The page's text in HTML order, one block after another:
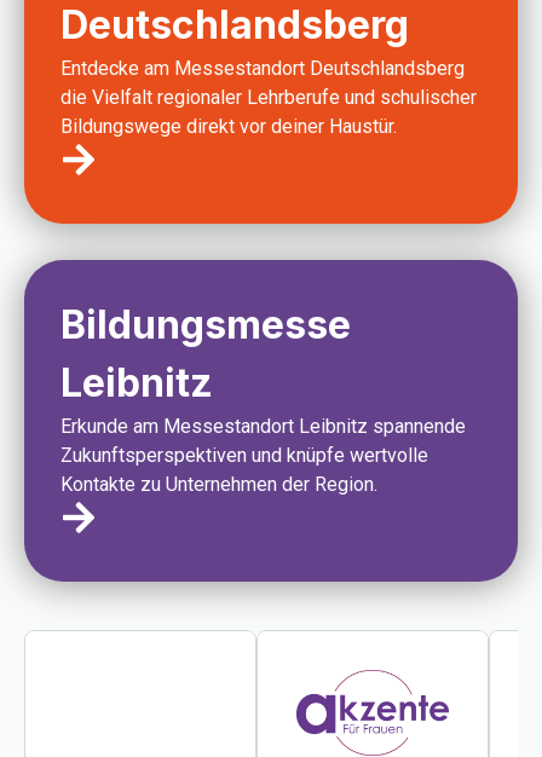
Deutschlandsberg
Entdecke am Messestandort Deutschlandsberg
die Vielfalt regionaler Lehrberufe und schulischer
Bildungswege direkt vor deiner Haustür.
Bildungsmesse
Leibnitz
Erkunde am Messestandort Leibnitz spannende
Zukunftsperspektiven und knüpfe wertvolle
Kontakte zu Unternehmen der Region.